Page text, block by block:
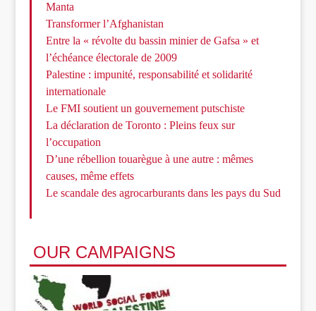
Manta
Transformer l’Afghanistan
Entre la « révolte du bassin minier de Gafsa » et
l’échéance électorale de 2009
Palestine : impunité, responsabilité et solidarité
internationale
Le FMI soutient un gouvernement putschiste
La déclaration de Toronto : Pleins feux sur
l’occupation
D’une rébellion touarègue à une autre : mêmes
causes, même effets
Le scandale des agrocarburants dans les pays du Sud
OUR CAMPAIGNS